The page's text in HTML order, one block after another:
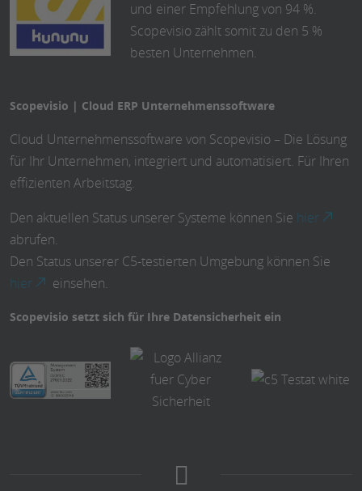
und einer Empfehlung von 94 %.
Scopevisio zählt somit zu den 5 %
besten Unternehmen.
Scopevisio | Cloud ERP Unternehmenssoftware
Cloud Unternehmenssoftware von Scopevisio – Die Lösung
für Ihr Unternehmen, integriert und automatisiert. Für Ihren
effizienten Arbeitstag.
Den aktuellen Status unserer Systeme können Sie hier
abrufen.
Den Status unserer C5-testierten Umgebung können Sie
hier
einsehen.
Scopevisio setzt sich für Ihre Datensicherheit ein